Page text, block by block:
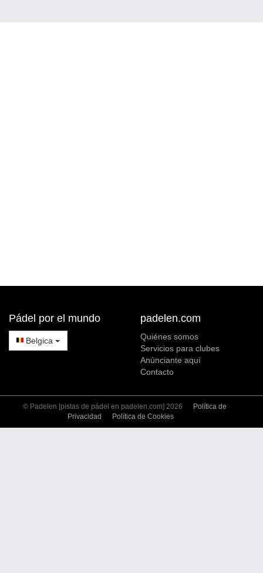
Pádel por el mundo
Belgica
padelen.com
Quiénes somos
Servicios para clubes
Anúnciante aquí
Contacto
© Padelen [pistas de pádel en padelen.com] 2026
Política de
Privacidad
Política de Cookies